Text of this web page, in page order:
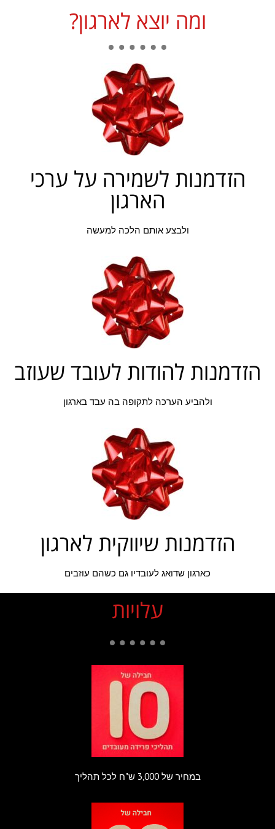
ומה יוצא לארגון?
הזדמנות לשמירה על ערכי
הארגון​
ולבצע אותם הלכה למעשה
הזדמנות להודות לעובד שעוזב
ולהביע הערכה לתקופה בה עבד בארגון
הזדמנות שיווקית לארגון
כארגון שדואג לעובדיו גם כשהם עוזבים
עלויות
במחיר של 3,000 ש"ח לכל תהליך